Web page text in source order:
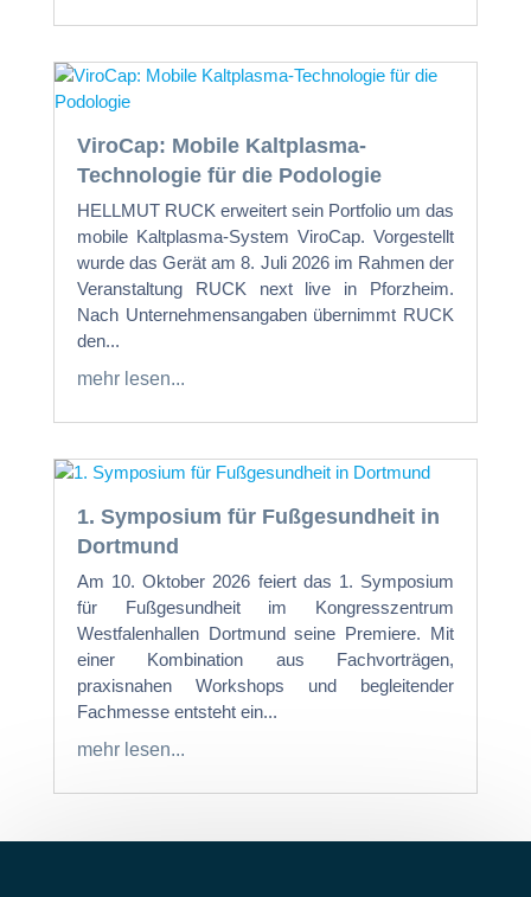
ViroCap: Mobile Kaltplasma-
Technologie für die Podologie
HELLMUT RUCK erweitert sein Portfolio um das
mobile Kaltplasma-System ViroCap. Vorgestellt
wurde das Gerät am 8. Juli 2026 im Rahmen der
Veranstaltung RUCK next live in Pforzheim.
Nach Unternehmensangaben übernimmt RUCK
den...
mehr lesen...
1. Symposium für Fußgesundheit in
Dortmund
Am 10. Oktober 2026 feiert das 1. Symposium
für Fußgesundheit im Kongresszentrum
Westfalenhallen Dortmund seine Premiere. Mit
einer Kombination aus Fachvorträgen,
praxisnahen Workshops und begleitender
Fachmesse entsteht ein...
mehr lesen...